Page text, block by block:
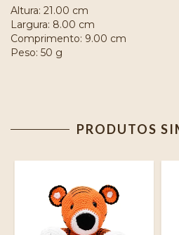
Altura: 21.00 cm
Largura: 8.00 cm
Comprimento: 9.00 cm
Peso: 50 g
PRODUTOS